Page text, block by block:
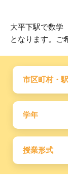
大平下駅で数学
となります。ご
市区町村・駅
学年
授業形式